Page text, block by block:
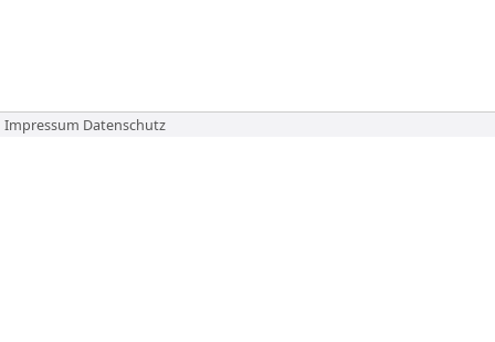
Impressum Datenschutz